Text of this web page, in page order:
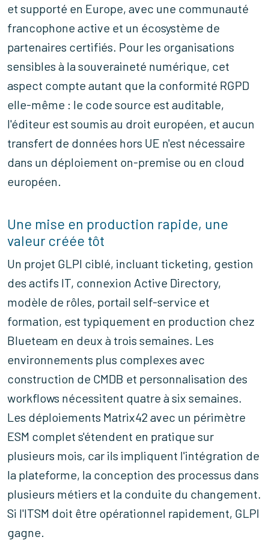
et supporté en Europe, avec une communauté
francophone active et un écosystème de
partenaires certifiés. Pour les organisations
sensibles à la souveraineté numérique, cet
aspect compte autant que la conformité RGPD
elle-même : le code source est auditable,
l'éditeur est soumis au droit européen, et aucun
transfert de données hors UE n'est nécessaire
dans un déploiement on-premise ou en cloud
européen.
Une mise en production rapide, une
valeur créée tôt
Un projet GLPI ciblé, incluant ticketing, gestion
des actifs IT, connexion Active Directory,
modèle de rôles, portail self-service et
formation, est typiquement en production chez
Blueteam en deux à trois semaines. Les
environnements plus complexes avec
construction de CMDB et personnalisation des
workflows nécessitent quatre à six semaines.
Les déploiements Matrix42 avec un périmètre
ESM complet s'étendent en pratique sur
plusieurs mois, car ils impliquent l'intégration de
la plateforme, la conception des processus dans
plusieurs métiers et la conduite du changement.
Si l'ITSM doit être opérationnel rapidement, GLPI
gagne.